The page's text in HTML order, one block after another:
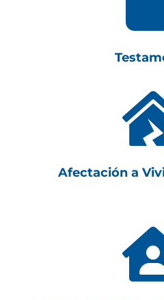
Afectación a